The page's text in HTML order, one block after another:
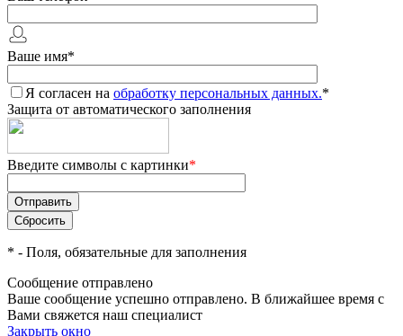
Ваше имя*
Я согласен на обработку персональных данных.*
Защита от автоматического заполнения
Введите символы с картинки*
* - Поля, обязательные для заполнения
Сообщение отправлено
Ваше сообщение успешно отправлено. В ближайшее время с
Вами свяжется наш специалист
Закрыть окно